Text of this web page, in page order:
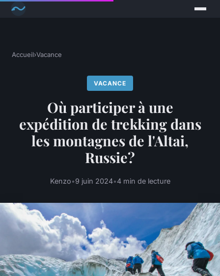
Accueil›Vacance
VACANCE
Où participer à une
expédition de trekking dans
les montagnes de l'Altai,
Russie?
Kenzo•9 juin 2024•4 min de lecture